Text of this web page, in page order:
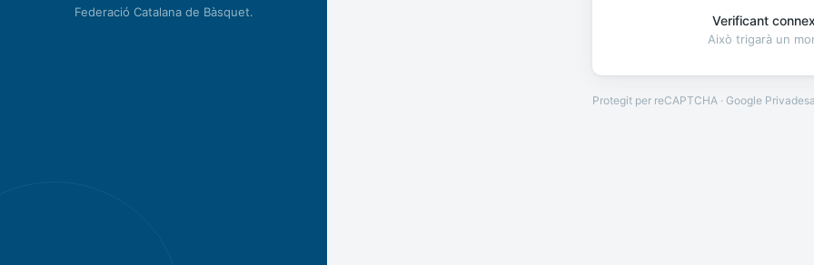
Federació Catalana de Bàsquet.
Verificant
Això trigarà un
Protegit per reCAPTCHA · Google Privadesa